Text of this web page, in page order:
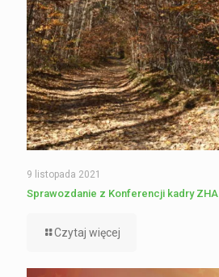
9 listopada 2021
Sprawozdanie z Konferencji kadry ZHA
Czytaj więcej